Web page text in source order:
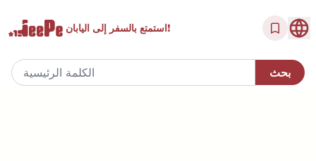
استمتع بالسفرإلى اليابان!